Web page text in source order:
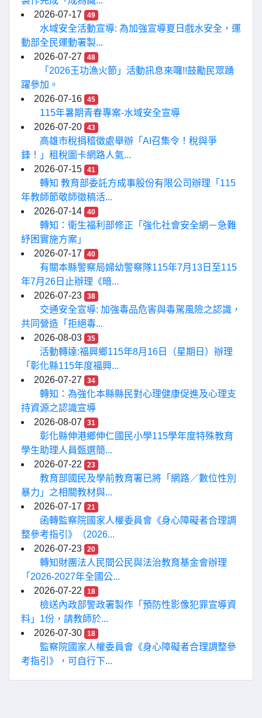
2026-07-17
49
水域安全活動宣導: 為加強宣導夏日戲水安全，運
動部全民運動署製...
2026-07-27
48
「2026王功漁火節」活動訊息來囉!!鼓勵民眾踴
躍參加。
2026-07-16
45
115年暑期青春專案-水域安全宣導
2026-07-20
43
高雄市稅捐稽徵處舉辦「AI召集令！稅與爭
鋒！」租稅圖卡網路人氣...
2026-07-15
41
轉知 教育部委託方成事股份有限公司辦理「115
年教師節敬師徵稿活...
2026-07-14
40
轉知：衛生福利部修正「強化社會安全網－急難
紓困實施方案」
2026-07-17
40
有關本縣警察局婦幼警察隊115年7月13日至115
年7月26日止辦理《暗...
2026-07-23
38
交通安全宣導: 加強毒品危害與毒駕風險之認識，
共同營造「拒絕毒...
2026-08-03
35
活動轉達:福興鄉115年8月16日（星期日）辦理
「彰化縣115年度福興...
2026-07-27
34
轉知：為強化本縣縣民對心理健康促進及心理支
持資源之認識宣導
2026-08-07
31
彰化縣伸港鄉伸仁國民小學115學年度特殊教育
學生助理人員甄選簡...
2026-07-22
23
教育部國民及學前教育署已將「網路／數位性別
暴力」之相關教材與...
2026-07-17
21
函轉監察院國家人權委員會《身心障礙者合理調
整參考指引》（2026...
2026-07-23
20
轉知財團法人民間公民與法治教育基金會辦理
「2026-2027年全國公...
2026-07-22
18
檢送內政部警政署製作「預防性影像犯罪宣導資
料」1份，請教師於...
2026-07-30
18
監察院國家人權委員會《身心障礙者合理調整參
考指引》，可自行下...